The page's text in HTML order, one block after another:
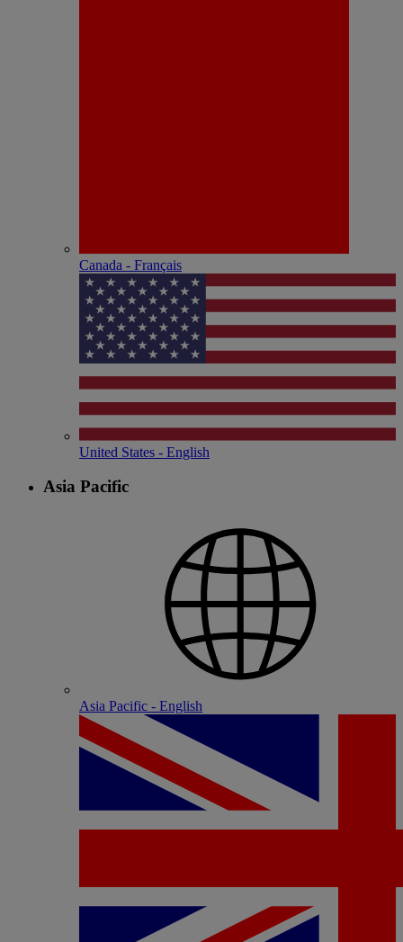
Canada - Français
United States - English
Asia Pacific
Asia Pacific - English